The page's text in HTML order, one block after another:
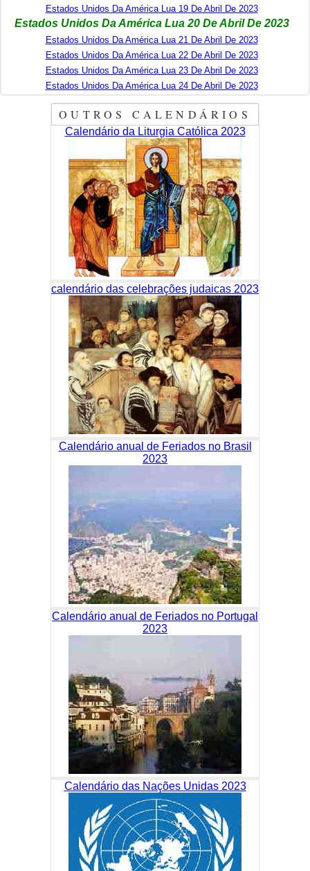
Estados Unidos Da América Lua 19 De Abril De 2023
Estados Unidos Da América Lua 20 De Abril De 2023
Estados Unidos Da América Lua 21 De Abril De 2023
Estados Unidos Da América Lua 22 De Abril De 2023
Estados Unidos Da América Lua 23 De Abril De 2023
Estados Unidos Da América Lua 24 De Abril De 2023
OUTROS CALENDÁRIOS
Calendário da Liturgia Católica 2023
calendário das celebrações judaicas 2023
Calendário anual de Feriados no Brasil
2023
Calendário anual de Feriados no Portugal
2023
Calendário das Nações Unidas 2023